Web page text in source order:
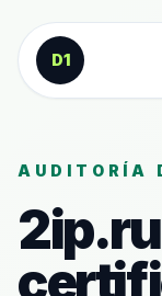
Saltar al
D1
AUDITORÍA
2ip.ru